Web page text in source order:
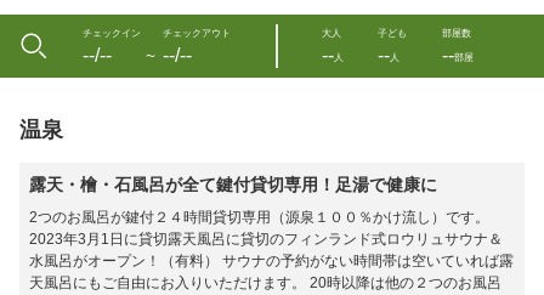
チェックイン
--/-- 〜
チェックアウト
--/--
大人
--人
子ども
--人
部屋数
--部屋
温泉
露天・檜・石風呂が全て鍵付貸切専用！足湯で健康に
2つのお風呂が鍵付２４時間貸切専用（源泉１００％かけ流し）です。
2023年3月1日に貸切露天風呂に貸切のフィンランド式ロウリュサウナ＆
水風呂がオープン！（有料） サウナの予約がない時間帯は空いていれば露
天風呂にもご自由にお入りいただけます。 20時以降は他の２つのお風呂